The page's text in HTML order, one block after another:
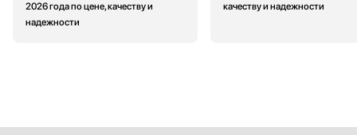
2026 года по цене, качеству и
надежности
качеству и надежности